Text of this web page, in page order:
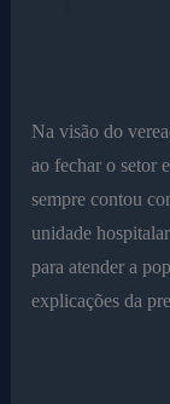
Na visão do
ao fechar o setor
sempre contou
unidade
para atender a
explicações da